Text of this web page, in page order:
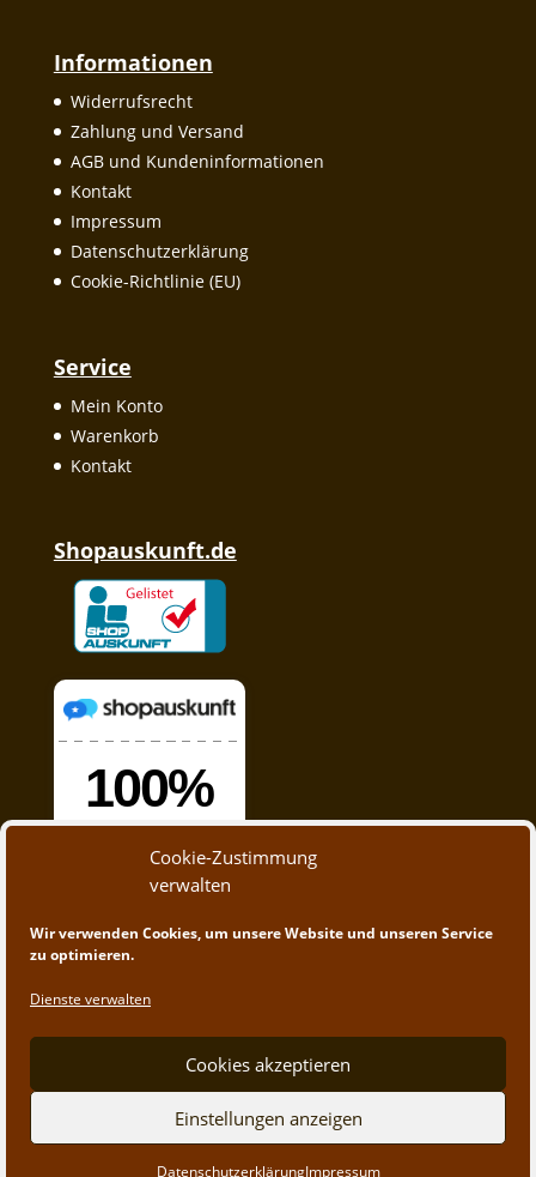
Cookie-Zustimmung
verwalten
Wir verwenden Cookies, um unsere Website und unseren Service
zu optimieren.
Dienste verwalten
Cookies akzeptieren
Einstellungen anzeigen
DatenschutzerklärungImpressum
Informationen
Widerrufsrecht
Zahlung und Versand
AGB und Kundeninformationen
Kontakt
Impressum
Datenschutzerklärung
Cookie-Richtlinie (EU)
Service
Mein Konto
Warenkorb
Kontakt
Shopauskunft.de
Create.at